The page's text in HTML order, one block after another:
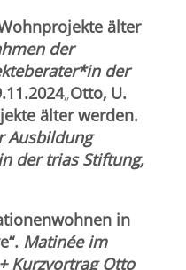
älter
der
der
„Otto, U.
älter werden.
Ausbildung
der trias Stiftung,
in
Matinée im
Kurzvortrag Otto